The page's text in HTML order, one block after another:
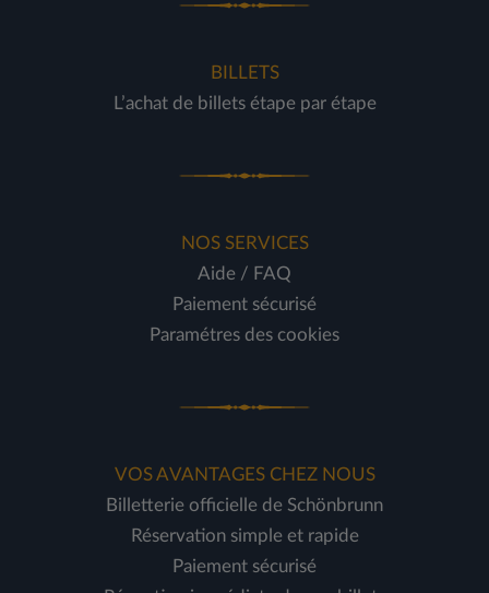
BILLETS
L’achat de billets étape par étape
NOS SERVICES
Aide / FAQ
Paiement sécurisé
Paramétres des cookies
VOS AVANTAGES CHEZ NOUS
Billetterie officielle de Schönbrunn
Réservation simple et rapide
Paiement sécurisé